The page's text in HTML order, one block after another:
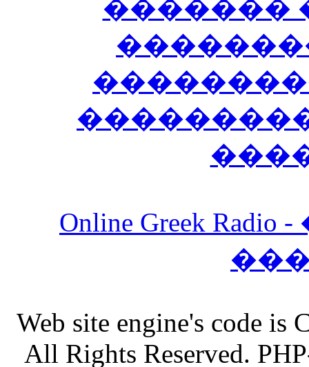
�������
Online Greek
Web site engine's code
All Rights Reserved.